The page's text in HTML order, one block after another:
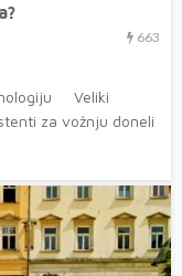
663
Veliki
za vožnju doneli